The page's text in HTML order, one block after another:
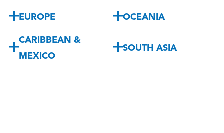
EUROPE OCEANIA
CARIBBEAN &
MEXICO
SOUTH ASIA